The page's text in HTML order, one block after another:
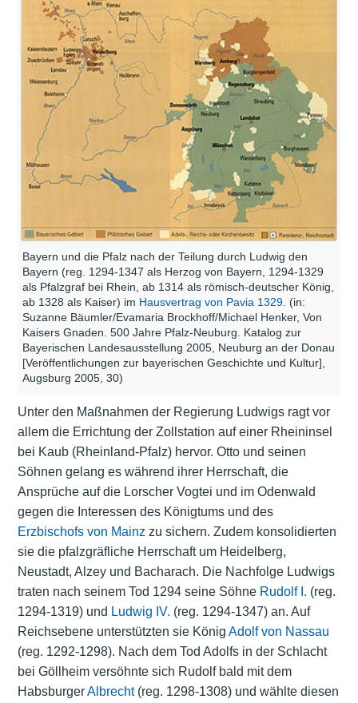
Bayern und die Pfalz nach der Teilung durch Ludwig den
Bayern (reg. 1294-1347 als Herzog von Bayern, 1294-1329
als Pfalzgraf bei Rhein, ab 1314 als römisch-deutscher König,
ab 1328 als Kaiser) im Hausvertrag von Pavia 1329 . (in:
Suzanne Bäumler/Evamaria Brockhoff/Michael Henker, Von
Kaisers Gnaden. 500 Jahre Pfalz-Neuburg. Katalog zur
Bayerischen Landesausstellung 2005, Neuburg an der Donau
[Veröffentlichungen zur bayerischen Geschichte und Kultur],
Augsburg 2005, 30)
Unter den Maßnahmen der Regierung Ludwigs ragt vor
allem die Errichtung der Zollstation auf einer Rheininsel
bei Kaub (Rheinland-Pfalz) hervor. Otto und seinen
Söhnen gelang es während ihrer Herrschaft, die
Ansprüche auf die Lorscher Vogtei und im Odenwald
gegen die Interessen des Königtums und des
Erzbischofs von Mainz zu sichern. Zudem konsolidierten
sie die pfalzgräfliche Herrschaft um Heidelberg,
Neustadt, Alzey und Bacharach. Die Nachfolge Ludwigs
traten nach seinem Tod 1294 seine Söhne Rudolf I. (reg.
1294-1319) und Ludwig IV. (reg. 1294-1347) an. Auf
Reichsebene unterstützten sie König Adolf von Nassau
(reg. 1292-1298). Nach dem Tod Adolfs in der Schlacht
bei Göllheim versöhnte sich Rudolf bald mit dem
HabsburgerAlbrecht(reg. 1298-1308) und wählte diesen